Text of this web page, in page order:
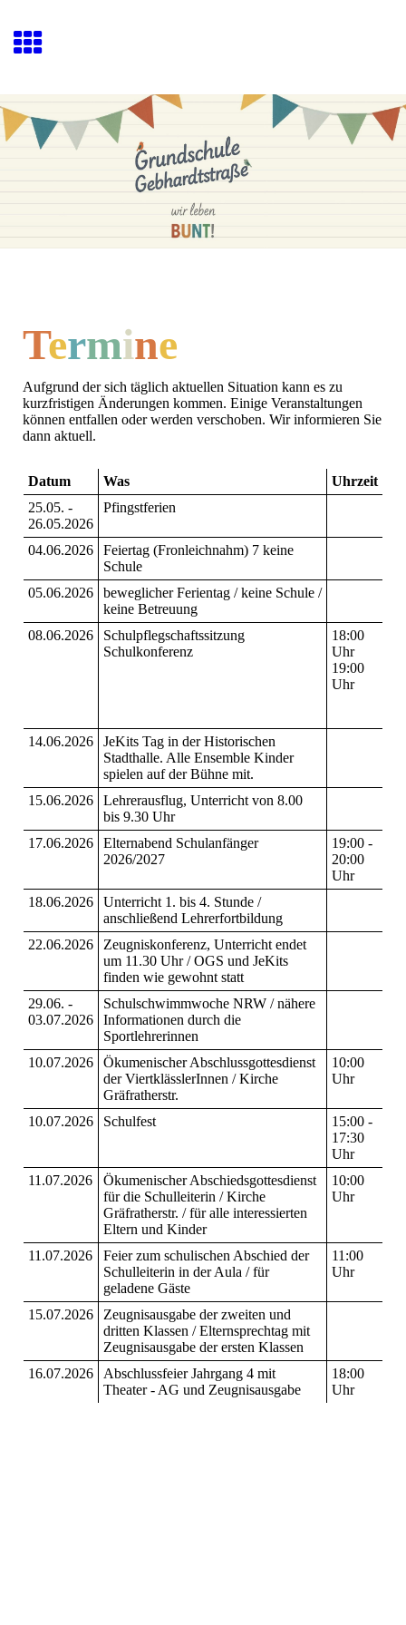
Termine
Aufgrund der sich täglich aktuellen Situation kann es zu
kurzfristigen Änderungen kommen. Einige Veranstaltungen
können entfallen oder werden verschoben. Wir informieren Sie
dann aktuell.
Datum Was
Uhrzeit
25.05. -
26.05.2026
Pfingstferien
04.06.2026
Feiertag (Fronleichnahm) 7 keine
Schule
05.06.2026
beweglicher Ferientag / keine Schule /
keine Betreuung
08.06.2026
Schulpflegschaftssitzung
Schulkonferenz
18:00
Uhr
19:00
Uhr
14.06.2026
JeKits Tag in der Historischen
Stadthalle. Alle Ensemble Kinder
spielen auf der Bühne mit.
15.06.2026
Lehrerausflug, Unterricht von 8.00
bis 9.30 Uhr
17.06.2026
Elternabend Schulanfänger
2026/2027
19:00 -
20:00
Uhr
18.06.2026
Unterricht 1. bis 4. Stunde /
anschließend Lehrerfortbildung
22.06.2026
Zeugniskonferenz, Unterricht endet
um 11.30 Uhr / OGS und JeKits
finden wie gewohnt statt
29.06. -
03.07.2026
Schulschwimmwoche NRW / nähere
Informationen durch die
Sportlehrerinnen
10.07.2026
Ökumenischer Abschlussgottesdienst
der ViertklässlerInnen / Kirche
Gräfratherstr.
10:00
Uhr
10.07.2026 Schulfest
15:00 -
17:30
Uhr
11.07.2026
Ökumenischer Abschiedsgottesdienst
für die Schulleiterin / Kirche
Gräfratherstr. / für alle interessierten
Eltern und Kinder
10:00
Uhr
11.07.2026
Feier zum schulischen Abschied der
Schulleiterin in der Aula / für
geladene Gäste
11:00
Uhr
15.07.2026
Zeugnisausgabe der zweiten und
dritten Klassen / Elternsprechtag mit
Zeugnisausgabe der ersten Klassen
16.07.2026
Abschlussfeier Jahrgang 4 mit
Theater - AG und Zeugnisausgabe
18:00
Uhr